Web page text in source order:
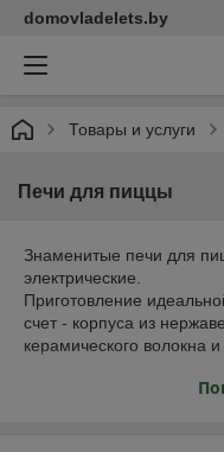
domovladelets.by
Товары и услуги
Печи для пиццы
Знаменитые печи для
электрические.
Приготовление
счет - корпуса из
керамического волокна